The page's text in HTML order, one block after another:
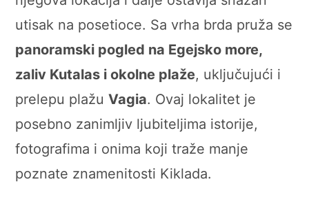
utisak na posetioce. Sa vrha brda pruža se
panoramski pogled na Egejsko more,
zaliv Kutalas i okolne plaže, uključujući i
prelepu plažuVagia. Ovaj lokalitet je
posebno zanimljiv ljubiteljima istorije,
fotografima i onima koji traže manje
poznate znamenitosti Kiklada.